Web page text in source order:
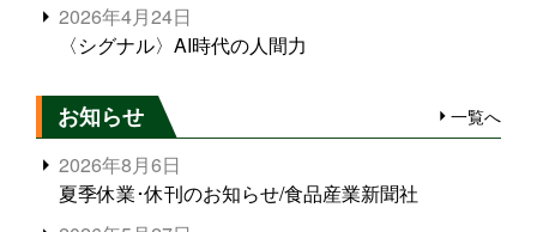
2026年4月24日
〈シグナル〉AI時代の人間力
お知らせ 一覧へ
2026年8月6日
夏季休業･休刊のお知らせ/食品産業新聞社